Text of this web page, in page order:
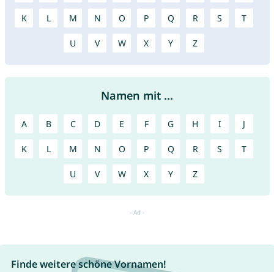
K L M N O P Q R S T
U V W X Y Z
Namen mit ...
A B C D E F G H I J
K L M N O P Q R S T
U V W X Y Z
Finde weitere schöne Vornamen!